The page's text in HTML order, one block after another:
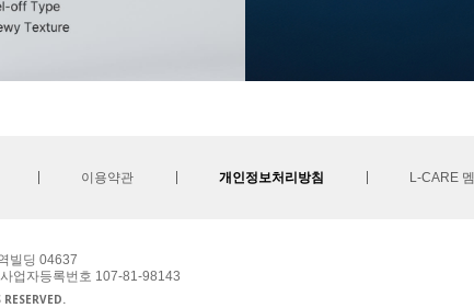
이용약관 개인정보처리방침 L-CARE
빌딩 04637
업자등록번호 107-81-98143